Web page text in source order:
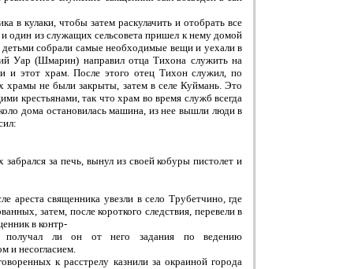
в кулаки, чтобы затем раскулачить и отобрать все
один из служащих сельсовета пришел к нему домой
собрали самые необходимые вещи и уехали в
Уар (Шмарин) направил отца Тихона служить на
и этот храм. После этого отец Тихон служил, по
храмы не были закрыты, затем в селе Куймань. Это
крестьянами, так что храм во время служб всегда
дома остановилась машина, из нее вышли люди в
за печь, вынул из своей кобуры пистолет и
ареста священника увезли в село Трубетчино, где
затем, после короткого следствия, перевели в
в контр-
и получал ли он от него задания по ведению
и несогласием.
к расстрелу казнили за окраиной города